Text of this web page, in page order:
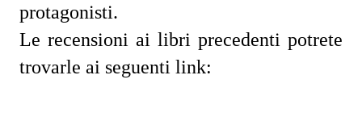
protagonisti.
Le recensioni ai libri precedenti potrete
trovarle ai seguenti link: